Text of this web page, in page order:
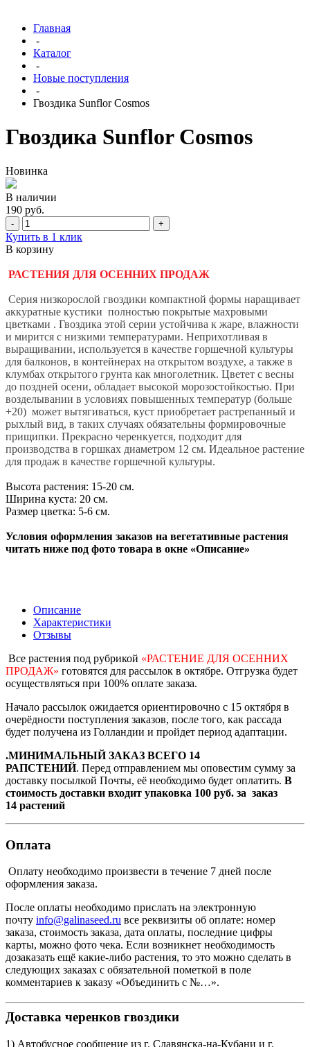
Главная
-
Каталог
-
Новые поступления
-
Гвоздика Sunflor Cosmos
Гвоздика Sunflor Cosmos
Новинка
В наличии
190 руб.
- +
Купить в 1 клик
В корзину
РАСТЕНИЯ ДЛЯ ОСЕННИХ ПРОДАЖ
Серия низкорослой гвоздики компактной формы наращивает
аккуратные кустики полностью покрытые махровыми
цветками . Гвоздика этой серии устойчива к жаре, влажности
и мирится с низкими температурами. Неприхотливая в
выращивании, используется в качестве горшечной культуры
для балконов, в контейнерах на открытом воздухе, а также в
клумбах открытого грунта как многолетник. Цветет с весны
до поздней осени, обладает высокой морозостойкостью. При
возделывании в условиях повышенных температур (больше
+20) может вытягиваться, куст приобретает растрепанный и
рыхлый вид, в таких случаях обязательны формировочные
прищипки. Прекрасно черенкуется, подходит для
производства в горшках диаметром 12 см. Идеальное растение
для продаж в качестве горшечной культуры.
Высота растения: 15-20 см.
Ширина куста: 20 см.
Размер цветка: 5-6 см.
Условия оформления заказов на вегетативные растения
читать ниже под фото товара в окне «Описание»
Описание
Характеристики
Отзывы
Все растения под рубрикой «РАСТЕНИЕ ДЛЯ ОСЕННИХ
ПРОДАЖ» готовятся для рассылок в октябре. Отгрузка будет
осуществляться при 100% оплате заказа.
Начало рассылок ожидается ориентировочно с 15 октября в
очерёдности поступления заказов, после того, как рассада
будет получена из Голландии и пройдет период адаптации.
.МИНИМАЛЬНЫЙ ЗАКАЗ ВСЕГО 14
РАПСТЕНИЙ. Перед отправлением мы оповестим сумму за
доставку посылкой Почты, её необходимо будет оплатить. В
стоимость доставки входит упаковка 100 руб. за заказ
14 растений
Оплата
Оплату необходимо произвести в течение 7 дней после
оформления заказа.
После оплаты необходимо прислать на электронную
почту info@galinaseed.ru все реквизиты об оплате: номер
заказа, стоимость заказа, дата оплаты, последние цифры
карты, можно фото чека. Если возникнет необходимость
дозаказать ещё какие-либо растения, то это можно сделать в
следующих заказах с обязательной пометкой в поле
комментариев к заказу «Объединить с №…».
Доставка черенков гвоздики
1) Автобусное сообщение из г. Славянска-на-Кубани и г.